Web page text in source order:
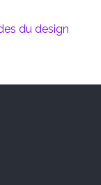
du design